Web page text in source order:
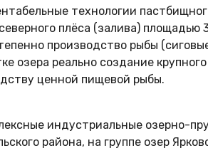
технологии
плёса (залива)
производство рыбы
озера реально создание
ценной пищевой рыбы.
индустриальные озерно-
района, на группе озер